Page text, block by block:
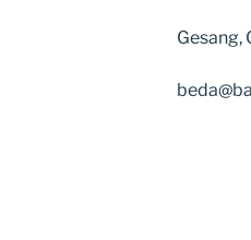
Gesang,